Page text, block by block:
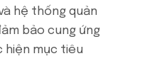
hệ thống quản
bảo cung ứng
hiện mục tiêu